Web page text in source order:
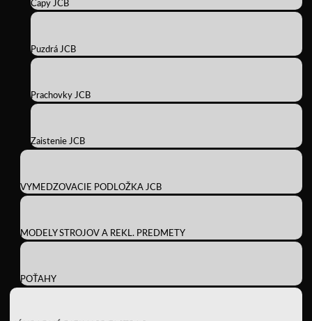
Čapy JCB
Puzdrá JCB
Prachovky JCB
Zaistenie JCB
VYMEDZOVACIE PODLOŽKA JCB
MODELY STROJOV A REKL. PREDMETY
POŤAHY